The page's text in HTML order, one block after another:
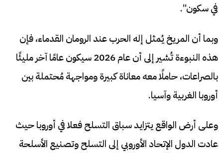
في سكون”.
وبما أن المريخ يُمثل إله الحرب عند الرومان القدماء، فإن
هذه النبوءة تُشير إلى أن عام 2026 سيكون عامًا آخر مليئًا
بالصراعات، حاملًا معه معاناة كبيرة ومواجهة مُحتملة بين
أوروبا الغربية وآسيا.
وعلى أرض الواقع يتزايد سباق التسلح فعلا في أوروبا حيث
عادت الدول الإتحاد الأوروبي إلى التسلح وتصنيع الأسلحة